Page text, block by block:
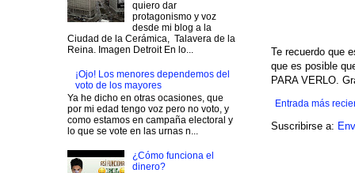
Te recuerdo que
que es posible
PARA VERLO.
Entrada más
Suscribirse a:
quiero dar
protagonismo y voz
desde mi blog a la
Ciudad de la Cerámica, Talavera de la
Reina. Imagen Detroit En lo...
¡Ojo! Los menores dependemos del
voto de los mayores
Ya he dicho en otras ocasiones, que
por mi edad tengo voz pero no voto, y
como estamos en campaña electoral y
lo que se vote en las urnas n...
¿Cómo funciona el
dinero?